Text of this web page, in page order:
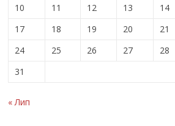
10
11 12 13 14
17
18 19 20 21
24
25 26 27 28
31
« Лип